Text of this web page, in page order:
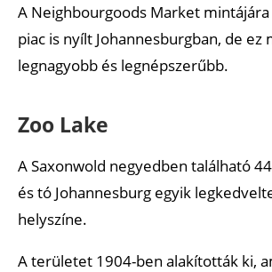
A Neighbourgoods Market
piac is nyílt Johannesburgban, de ez
legnagyobb és legnépszerűbb.
Zoo Lake
A Saxonwold negyedben található
és tó Johannesburg egyik
helyszíne.
A területet 1904-ben alakították ki,